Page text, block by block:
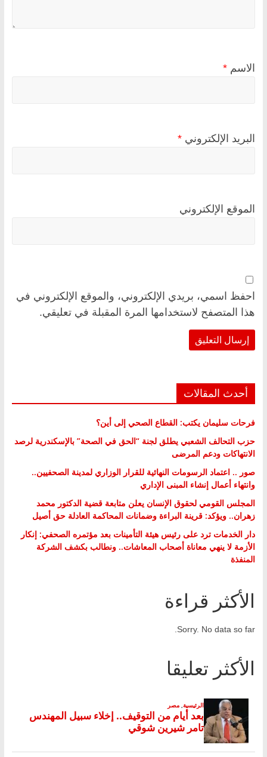
الاسم *
البريد الإلكتروني *
الموقع الإلكتروني
احفظ اسمي، بريدي الإلكتروني، والموقع الإلكتروني في
هذا المتصفح لاستخدامها المرة المقبلة في تعليقي.
أحدث المقالات
فرحات سليمان يكتب: القطاع الصحي إلى أين؟
حزب التحالف الشعبي يطلق لجنة “الحق في الصحة” بالإسكندرية لرصد
الانتهاكات ودعم المرضى
صور .. اعتماد الرسومات النهائية للقرار الوزاري لمدينة الصحفيين..
وانتهاء أعمال إنشاء المبنى الإداري
المجلس القومي لحقوق الإنسان يعلن متابعة قضية الدكتور محمد
زهران.. ويؤكد: قرينة البراءة وضمانات المحاكمة العادلة حق أصيل
دار الخدمات ترد على رئيس هيئة التأمينات بعد مؤتمره الصحفي: إنكار
الأزمة لا ينهي معاناة أصحاب المعاشات.. ونطالب بكشف الشركة
المنفذة
الأكثر قراءة
Sorry. No data so far.
الأكثر تعليقا